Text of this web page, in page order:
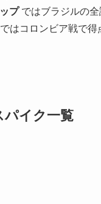
プではブラジルの全
ではコロンビア戦で
パイク一覧